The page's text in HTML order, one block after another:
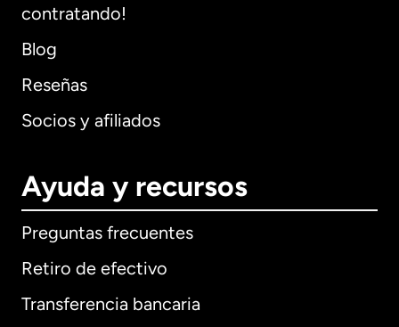
contratando!
Blog
Reseñas
Socios y afiliados
Ayuda y recursos
Preguntas frecuentes
Retiro de efectivo
Transferencia bancaria